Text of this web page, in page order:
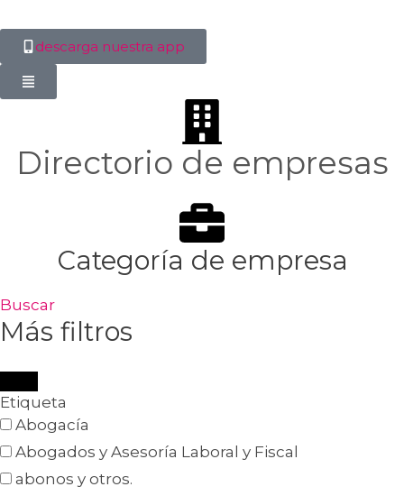
descarga nuestra app
Directorio de empresas
Categoría de empresa
Buscar
Más filtros
Etiqueta
Abogacía
Abogados y Asesoría Laboral y Fiscal
abonos y otros.